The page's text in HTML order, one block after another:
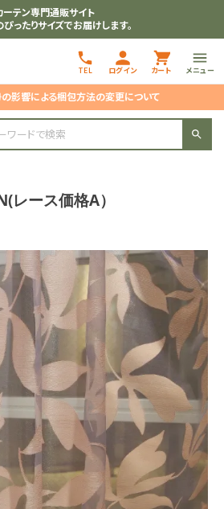
ーテン専門通販サイト
ったりサイズでお届けします。
TEL ログイン カート メニュー
影響による梱包方法の変更について
レース価格A）